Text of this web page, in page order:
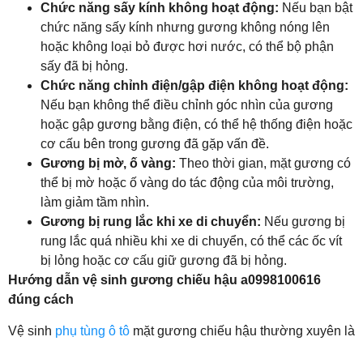
Chức năng sấy kính không hoạt động: Nếu bạn bật
chức năng sấy kính nhưng gương không nóng lên
hoặc không loại bỏ được hơi nước, có thể bộ phận
sấy đã bị hỏng.
Chức năng chỉnh điện/gập điện không hoạt động:
Nếu bạn không thể điều chỉnh góc nhìn của gương
hoặc gập gương bằng điện, có thể hệ thống điện hoặc
cơ cấu bên trong gương đã gặp vấn đề.
Gương bị mờ, ố vàng: Theo thời gian, mặt gương có
thể bị mờ hoặc ố vàng do tác động của môi trường,
làm giảm tầm nhìn.
Gương bị rung lắc khi xe di chuyển: Nếu gương bị
rung lắc quá nhiều khi xe di chuyển, có thể các ốc vít
bị lỏng hoặc cơ cấu giữ gương đã bị hỏng.
Hướng dẫn vệ sinh gương chiếu hậu a0998100616
đúng cách
Vệ sinh phụ tùng ô tô mặt gương chiếu hậu thường xuyên là